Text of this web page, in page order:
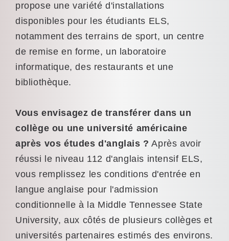
propose une variété d'installations
disponibles pour les étudiants ELS,
notamment des terrains de sport, un centre
de remise en forme, un laboratoire
informatique, des restaurants et une
bibliothèque.
Vous envisagez de transférer dans un
collège ou une université américaine
après vos études d'anglais ? Après avoir
réussi le niveau 112 d'anglais intensif ELS,
vous remplissez les conditions d'entrée en
langue anglaise pour l'admission
conditionnelle à la Middle Tennessee State
University, aux côtés de plusieurs collèges et
universités partenaires estimés des environs.